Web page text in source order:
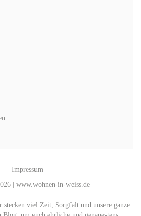
Impressum
| www.wohnen-in-weiss.de
viel Zeit, Sorgfalt und unsere ganze